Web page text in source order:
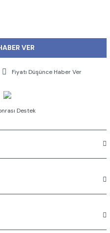
VER
Fiyatı Düşünce Haber Ver
Destek